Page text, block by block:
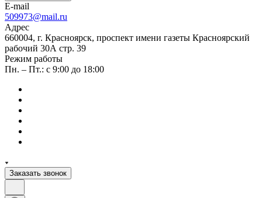
E-mail
509973@mail.ru
Адрес
660004, г. Красноярск, проспект имени газеты Красноярский
рабочий 30А стр. 39
Режим работы
Пн. – Пт.: с 9:00 до 18:00
Заказать звонок